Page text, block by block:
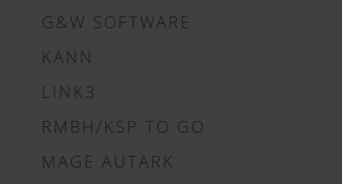
G&W SOFTWARE
KANN
LINK3
RMBH/KSP TO GO
MAGE AUTARK